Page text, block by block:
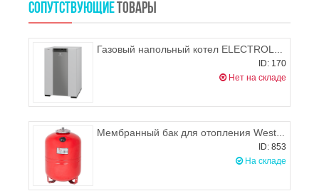
СОПУТСТВУЮЩИЕ ТОВАРЫ
Газовый напольный котел ELECTROLUX FSB 75 iN
ID: 170
Нет на складе
Мембранный бак для отопления Wester WRV 50 л
ID: 853
На складе